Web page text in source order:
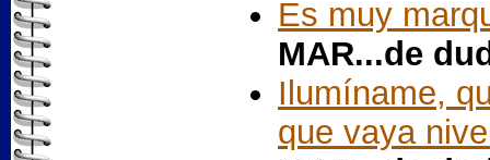
Es muy
MAR...de
Ilumíname,
que vaya